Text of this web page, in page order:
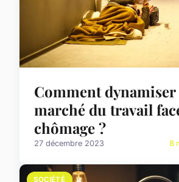
Comment dynamiser
marché du travail
chômage ?
27 décembre 2023 8
SOCIÉTÉ